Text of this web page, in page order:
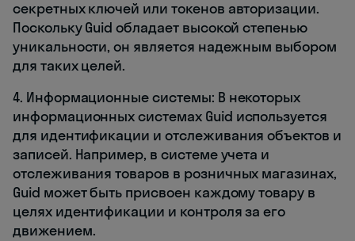
секретных ключей или токенов авторизации.
Поскольку Guid обладает высокой степенью
уникальности, он является надежным выбором
для таких целей.
4. Информационные системы: В некоторых
информационных системах Guid используется
для идентификации и отслеживания объектов и
записей. Например, в системе учета и
отслеживания товаров в розничных магазинах,
Guid может быть присвоен каждому товару в
целях идентификации и контроля за его
движением.